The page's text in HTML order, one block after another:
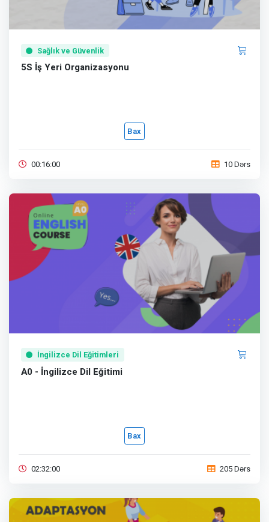
Sağlık ve Güvenlik
5S İş Yeri Organizasyonu
Bax
00:16:00 10 Dərs
İngilizce Dil Eğitimleri
A0 - İngilizce Dil Eğitimi
Bax
02:32:00 205 Dərs